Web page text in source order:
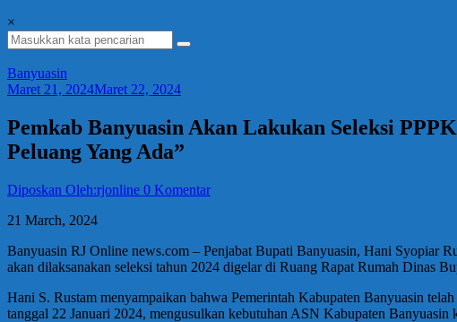
×
Banyuasin
Maret 21, 2024Maret 22, 2024
Pemkab Banyuasin Akan Lakukan Seleksi
Peluang Yang Ada”
Diposkan Oleh:rjonline 0 Komentar
21 March, 2024
Banyuasin RJ Online news.com – Penjabat Bupati Banyuasin, Hani Syopiar
akan dilaksanakan seleksi tahun 2024 digelar di Ruang Rapat Rumah Dinas
Hani S. Rustam menyampaikan bahwa Pemerintah Kabupaten Banyuasin
tanggal 22 Januari 2024, mengusulkan kebutuhan ASN Kabupaten Banyuasin